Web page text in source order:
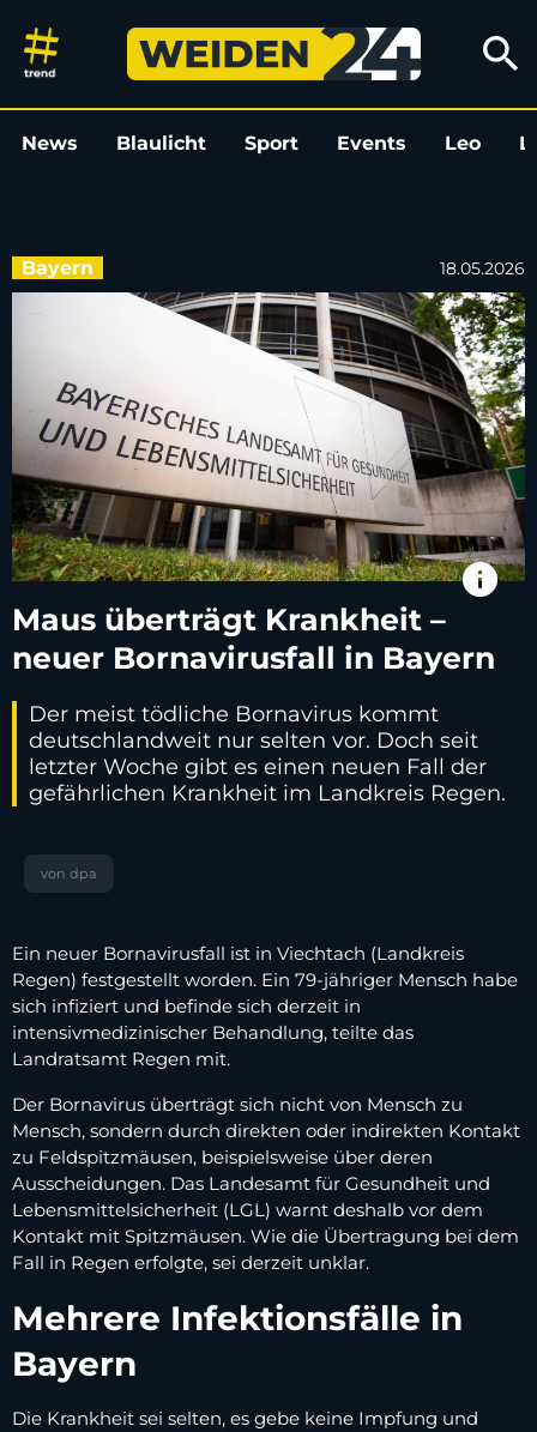
Maus überträgt Krankheit –
search
News Blaulicht Sport Events Leo
Bayern 18.05.2026
info
Maus überträgt Krankheit –
neuer Bornavirusfall in Bayern
Der meist tödliche Bornavirus kommt
deutschlandweit nur selten vor. Doch seit
letzter Woche gibt es einen neuen Fall der
gefährlichen Krankheit im Landkreis Regen.
von dpa
Ein neuer Bornavirusfall ist in Viechtach (Landkreis
Regen) festgestellt worden. Ein 79-jähriger Mensch habe
sich infiziert und befinde sich derzeit in
intensivmedizinischer Behandlung, teilte das
Landratsamt Regen mit.
Der Bornavirus überträgt sich nicht von Mensch zu
Mensch, sondern durch direkten oder indirekten Kontakt
zu Feldspitzmäusen, beispielsweise über deren
Ausscheidungen. Das Landesamt für Gesundheit und
Lebensmittelsicherheit (LGL) warnt deshalb vor dem
Kontakt mit Spitzmäusen. Wie die Übertragung bei dem
Fall in Regen erfolgte, sei derzeit unklar.
Mehrere Infektionsfälle in
Bayern
Die Krankheit sei selten, es gebe keine Impfung und